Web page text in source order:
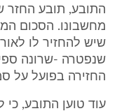
התובע, תובע החזר
מחשבונו. הסכום
שיש להחזיר לו
שנפטרה -שרונה
החזירה בפועל על
עוד טוען התובע,